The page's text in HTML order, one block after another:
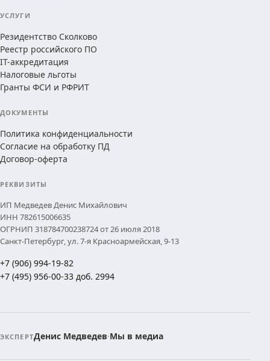
УСЛУГИ
Резидентство Сколково
Реестр российского ПО
IT-аккредитация
Налоговые льготы
Гранты ФСИ и РФРИТ
ДОКУМЕНТЫ
Политика конфиденциальности
Согласие на обработку ПД
Договор-оферта
РЕКВИЗИТЫ
ИП Медведев Денис Михайлович
ИНН 782615006635
ОГРНИП 318784700238724 от 26 июля 2018
Санкт-Петербург, ул. 7-я Красноармейская, 9-13
+7 (906) 994-19-82
+7 (495) 956-00-33 доб. 2994
ЭКСПЕРТДенис Медведев·Мы в медиа